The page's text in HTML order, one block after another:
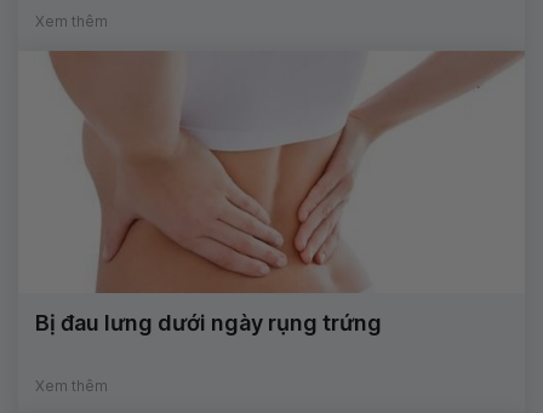
Xem thêm
Bị đau lưng dưới ngày rụng trứng
Xem thêm